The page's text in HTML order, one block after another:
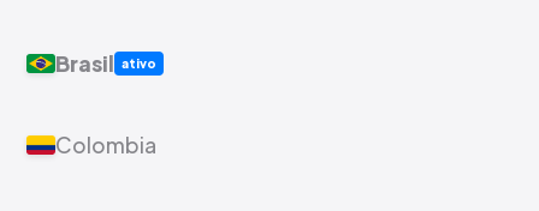
Brasil ativo
Colombia